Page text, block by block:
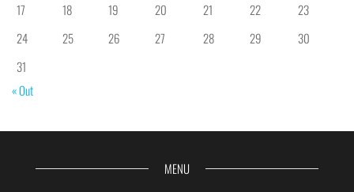
17
18 19 20 21 22
23
24
25 26 27 28 29
30
31
« Out
MENU